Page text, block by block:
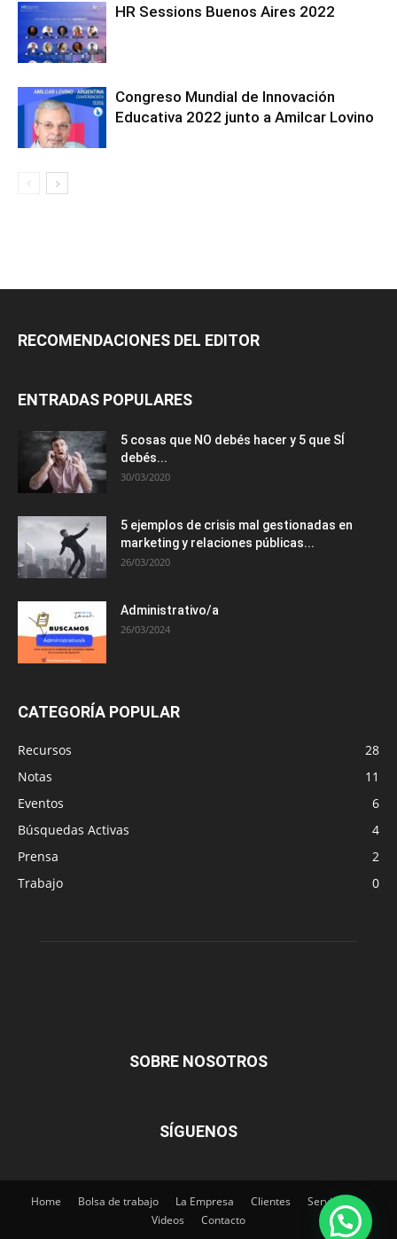
HR Sessions Buenos Aires 2022
Congreso Mundial de Innovación
Educativa 2022 junto a Amilcar Lovino
RECOMENDACIONES DEL EDITOR
ENTRADAS POPULARES
5 cosas que NO debés hacer y 5 que SÍ
debés...
30/03/2020
5 ejemplos de crisis mal gestionadas en
marketing y relaciones públicas...
26/03/2020
Administrativo/a
26/03/2024
CATEGORÍA POPULAR
Recursos
28
Notas
11
Eventos
6
Búsquedas Activas
4
Prensa
2
Trabajo
0
SOBRE NOSOTROS
SÍGUENOS
Home Bolsa de trabajo La Empresa Clientes
Servicios
Videos
Contacto